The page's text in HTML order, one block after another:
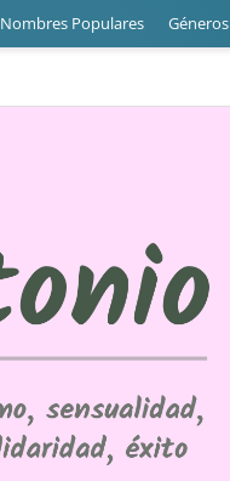
Nombres Populares Géneros